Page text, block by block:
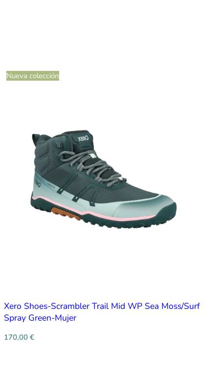
Nueva colección
Xero Shoes-Scrambler Trail Mid WP Sea Moss/Surf
Spray Green-Mujer
170,00 €